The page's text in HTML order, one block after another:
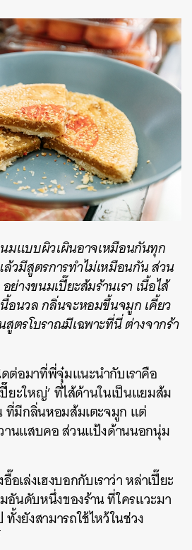
มแบบผิวเผินอาจเหมือนกันทุก
วมีสูตรการทำไม่เหมือนกัน ส่วน
ย่างขนมเปี๊ยะส้มร้านเรา เนื้อไส้
อนวล กลิ่นจะหอมขึ้นจมูก เคี้ยว
ตรโบราณมีเฉพาะที่นี่ ต่างจากร้า
ต่อมาที่พี่จุ๋มแนะนำกับเราคือ
ปี๊ยะใหญ่’ ที่ไส้ด้านในเป็นแยมส้ม
ที่มีกลิ่นหอมส้มเตะจมูก แต่
านแสบคอ ส่วนแป้งด้านนอกนุ่ม
เล่งเฮงบอกกับเราว่า หล่าเปี๊ยะ
นดับหนึ่งของร้าน ที่ใครแวะมา
งยังสามารถใช้ไหว้ในช่วง